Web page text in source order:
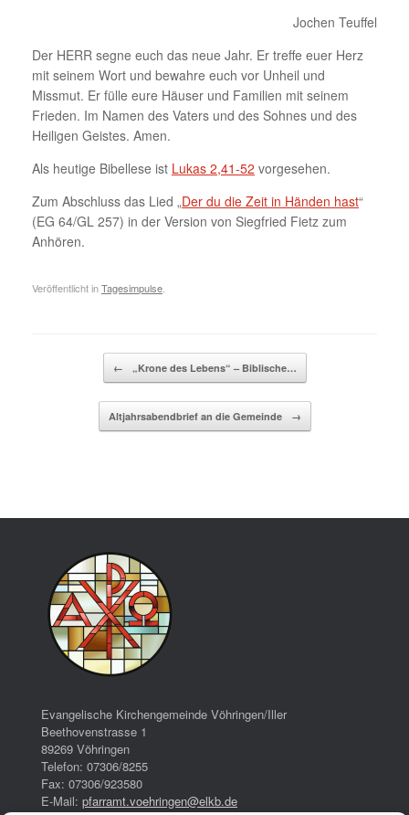
Jochen Teuffel
Der HERR segne euch das neue Jahr. Er treffe euer Herz
mit seinem Wort und bewahre euch vor Unheil und
Missmut. Er fülle eure Häuser und Familien mit seinem
Frieden. Im Namen des Vaters und des Sohnes und des
Heiligen Geistes. Amen.
Als heutige Bibellese ist Lukas 2,41-52 vorgesehen.
Zum Abschluss das Lied „Der du die Zeit in Händen hast“
(EG 64/GL 257) in der Version von Siegfried Fietz zum
Anhören.
Veröffentlicht inTagesimpulse
← „Krone des Lebens“ – Biblische…
Altjahrsabendbrief an die Gemeinde →
Evangelische Kirchengemeinde Vöhringen/Iller
Beethovenstrasse 1
89269 Vöhringen
Telefon: 07306/8255
Fax: 07306/923580
E-Mail: pfarramt.voehringen@elkb.de